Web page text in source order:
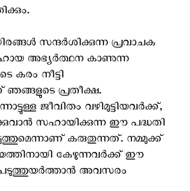
സന്ദര്‍ശിക്കുന്ന പ്രവാചക
അഭ്യര്‍ത്ഥന കാണുന്ന
നീട്ടി
ഞങ്ങളുടെ പ്രതീക്ഷ.
ജീവിതം വഴിമുട്ടിയവര്‍ക്ക്,
സഹായിക്കുന്ന ഈ പദ്ധതി
കരുതുന്നത്. നമ്മുക്ക്
കേഴുന്നവര്‍ക്ക് ഈ
പടുത്തുയര്‍ത്താന്‍ അവസരം